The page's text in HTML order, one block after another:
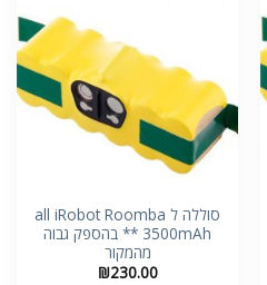
סוללה ל all iRobot Roomba
3500mAh ** בהספק גבוה
מהמקור
₪230.00